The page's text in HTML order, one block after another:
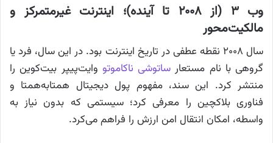
وب ۳ (از ۲۰۰۸ تا آینده)؛ اینترنت غیرمتمرکز و
مالکیت‌محور
سال ۲۰۰۸ نقطه عطفی در تاریخ اینترنت بود. در این سال، فرد یا
گروهی با نام مستعار ساتوشی ناکاموتو وایت‌پیپر بیت‌کوین را
منتشر کرد. این سند، مفهوم پول دیجیتال همتابه‌همتا و
فناوری بلاکچین را معرفی کرد؛ سیستمی که بدون نیاز به
واسطه، امکان انتقال امن ارزش را فراهم می‌کرد.